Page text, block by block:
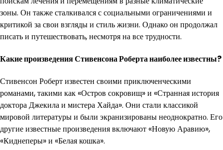
зоны. Он также сталкивался с социальными ограничениями и
критикой за свои взгляды и стиль жизни. Однако он продолжал
писать и путешествовать, несмотря на все трудности.
Какие произведения Стивенсона Роберта наиболее известны?
Стивенсон Роберт известен своими приключенческими
романами, такими как «Остров сокровищ» и «Странная история
доктора Джекила и мистера Хайда». Они стали классикой
мировой литературы и были экранизированы неоднократно. Его
другие известные произведения включают «Новую Аравию»,
«Киднеперы» и «Белая кошка».